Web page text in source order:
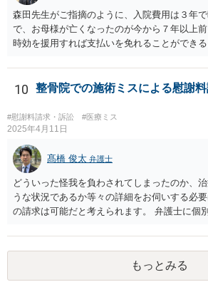
森田先生がご指摘のように、入院費用は３年
で、お母様が亡くなったのが今から７年以上前
時効を援用すれば支払いを免れることができ
容証明郵便を送るようにしてください。
10 整骨院での施術ミスによる慰謝
#慰謝料請求・訴訟 #医療ミス
2025年4月11日
髙橋 俊太 弁護士
どういった怪我を負わされてしまったのか、
うな状況であるか等々の詳細をお伺いする必
の請求は可能だと考えられます。 弁護士に個
してみるとよいでしょう。
もっとみる